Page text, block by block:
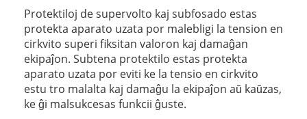
Protektiloj de supervolto kaj subfosado estas
protekta aparato uzata por malebligi la tension en
cirkvito superi fiksitan valoron kaj damaĝan
ekipaĵon. Subtena protektilo estas protekta
aparato uzata por eviti ke la tensio en cirkvito
estu tro malalta kaj damaĝu la ekipaĵon aŭ kaŭzas,
ke ĝi malsukcesas funkcii ĝuste.